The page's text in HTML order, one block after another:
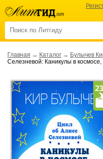
Главная → Каталог → Булычев
Селезневой: Каникулы в